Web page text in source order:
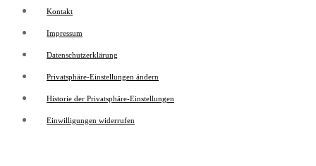
Kontakt
Impressum
Datenschutzerklärung
Privatsphäre-Einstellungen ändern
Historie der Privatsphäre-Einstellungen
Einwilligungen widerrufen